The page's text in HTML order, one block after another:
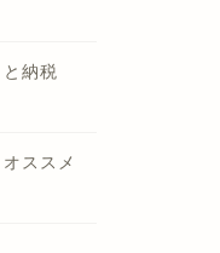
納税
ススメ